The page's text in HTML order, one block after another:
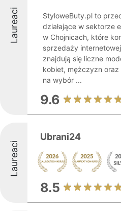
Laureaci
StyloweButy.pl to
działające w sektorze
w Chojnicach, które
sprzedaży
znajdują się liczne
kobiet, mężczyzn
na wybór ...
9.6
Laureaci
Ubrani24
8.5